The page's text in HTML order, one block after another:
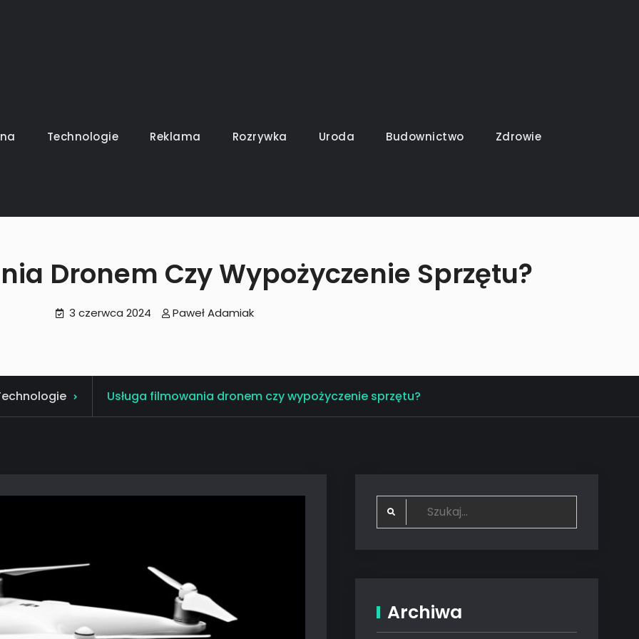
Technologie Reklama Rozrywka Uroda Budownictwo Zdrowie
Dronem Czy Wypożyczenie Sprzętu?
3 czerwca 2024 Paweł Adamiak
Usługa filmowania dronem czy wypożyczenie sprzętu?
Search
for:
Archiwa